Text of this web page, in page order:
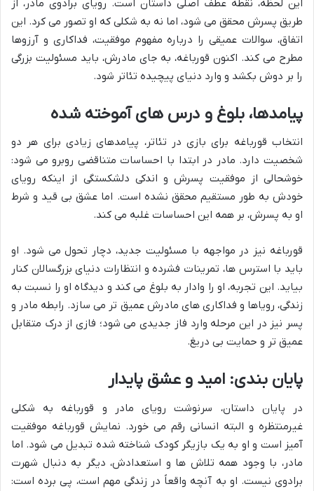
این لحظه، نقطه عطف اصلی داستان است. رویای برادوی مادر، از
طریق پسرش محقق می شود، اما نه به شکلی که او تصور می کرد. این
اتفاق، سوالات عمیقی را درباره مفهوم موفقیت، فداکاری و آرزوها
مطرح می کند. اکنون قورباغه، به جای مادرش، باید مسئولیت بزرگی
را بر دوش بکشد و وارد دنیای پیچیده تئاتر شود.
پیامدها، بلوغ و درس های آموخته شده
انتخاب قورباغه برای بازی در تئاتر، پیامدهای زیادی برای هر دو
شخصیت دارد. مادر در ابتدا با احساسات متناقضی روبرو می شود:
خوشحالی از موفقیت پسرش و اندکی دلشکستگی از اینکه رویای
خودش به طور مستقیم محقق نشده است. اما عشق بی قید و شرط
او به پسرش، بر همه این احساسات غلبه می کند.
قورباغه نیز در مواجهه با مسئولیت جدید، دچار تحول می شود. او
باید با استرس ها، تمرینات فشرده و انتظارات دنیای بزرگسالان کنار
بیاید. این تجربه، او را وادار به بلوغ می کند و دیدگاه او را نسبت به
زندگی، رویاها و فداکاری های مادرش عمیق تر می سازد. رابطه مادر و
پسر نیز در این مرحله وارد فاز جدیدی می شود؛ فازی از درک متقابل
عمیق تر و حمایت بی دریغ.
پایان بندی: امید و عشق پایدار
در پایان داستان، سرنوشت رویای مادر و قورباغه به شکلی
غیرمنتظره و البته انسانی رقم می خورد. نمایش قورباغه موفقیت
آمیز است و او به یک بازیگر کودک شناخته شده تبدیل می شود. اما
مادر، با وجود همه تلاش ها و استعدادش، دیگر به دنبال شهرت
برادوی نیست. او به آنچه واقعاً در زندگی مهم است، پی برده است: